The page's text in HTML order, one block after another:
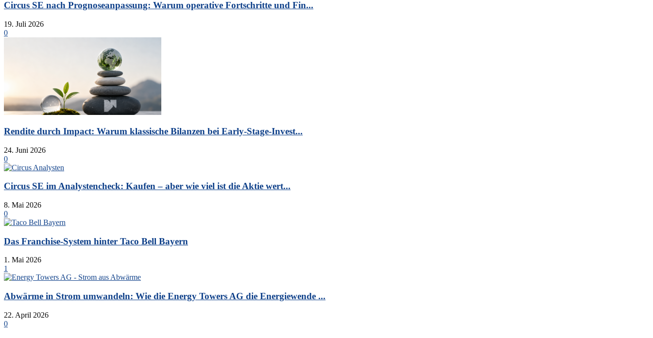
Circus SE nach Prognoseanpassung: Warum operative Fortschritte und Fin...
19. Juli 2026
0
Rendite durch Impact: Warum klassische Bilanzen bei Early-Stage-Invest...
24. Juni 2026
0
Circus SE im Analystencheck: Kaufen – aber wie viel ist die Aktie wert...
8. Mai 2026
0
Das Franchise-System hinter Taco Bell Bayern
1. Mai 2026
1
Abwärme in Strom umwandeln: Wie die Energy Towers AG die Energiewende ...
22. April 2026
0